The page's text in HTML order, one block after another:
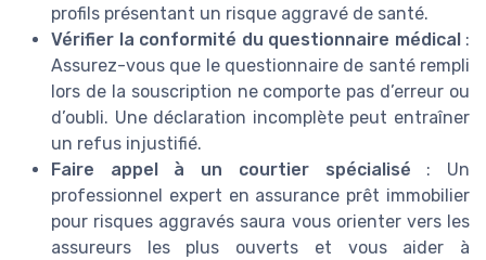
profils présentant un risque aggravé de santé.
Vérifier la conformité du questionnaire médical :
Assurez-vous que le questionnaire de santé rempli
lors de la souscription ne comporte pas d’erreur ou
d’oubli. Une déclaration incomplète peut entraîner
un refus injustifié.
Faire appel à un courtier spécialisé : Un
professionnel expert en assurance prêt immobilier
pour risques aggravés saura vous orienter vers les
assureurs les plus ouverts et vous aider à